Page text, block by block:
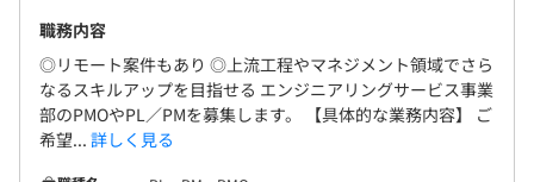
職務内容
◎リモート案件もあり ◎上流工程やマネジメント領域でさら
なるスキルアップを目指せる エンジニアリングサービス事業
部のPMOやPL／PMを募集します。 【具体的な業務内容】 ご
希望... 詳しく見る